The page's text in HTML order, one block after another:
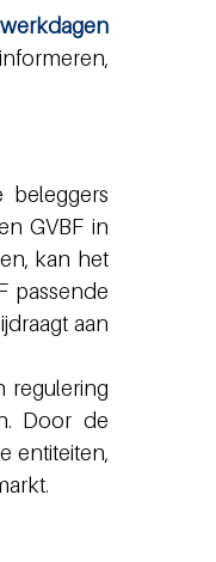
GVBF in
kan het
passende
aan
regulering
Door de
entiteiten,